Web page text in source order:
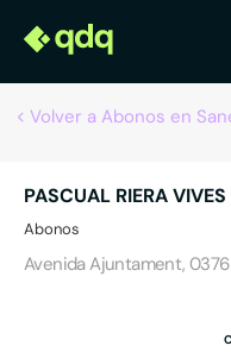
Volver a Abonos en
PASCUAL RIERA VIVES
Abonos
Avenida Ajuntament,